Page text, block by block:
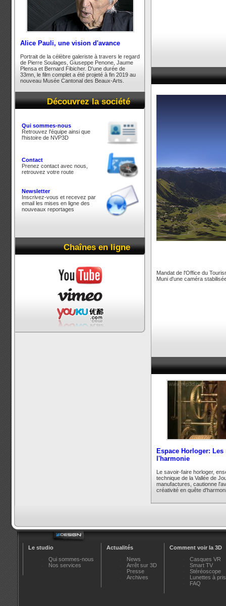
Alice Pauli, une vision d'avance
Portrait de la célèbre galeriste à travers le regard
de Pierre Soulages, Giuseppe Penone, Jaume
Plensa et Bernard Fibicher. D'une durée de
33mn, le film complet a été projeté à fin 2019 au
nouveau Musée Cantonal des Beaux-Arts.
Découvrez la société
Qui sommes-nous
Retrouvez l'équipe ainsi que
l'histoire de NVP3D
Contact
Prenez contact avec nous,
retrouvez votre route
Newsletter
Inscrivez-vous et recevez par
email les mises en ligne des
nouveaux reportages
Chaînes en ligne
Mandat de l'Office du
Muni d'une caméra
Espace Horloger: Les
l'harmonie
Le savoir-faire horloger,
technique de la Vallée de
manufactures, cautionne
créativité en quête
Le studio
Qui sommes-nous
Nos services
Actualités
News
Arrêt sur 3D
Presse
Archives
Comment voir la 3D
Casques VR
Smart TV
Stéréoscope
Lunettes à
FAQ